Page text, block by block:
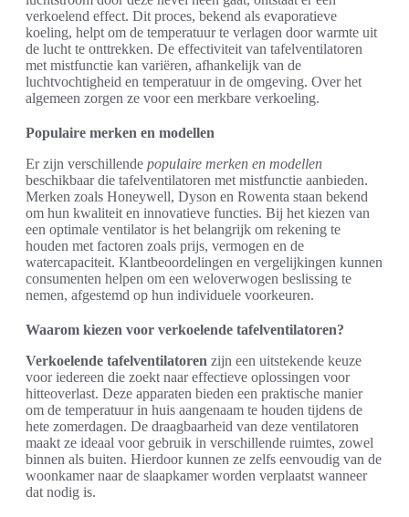
verkoelend effect. Dit proces, bekend als evaporatieve
koeling, helpt om de temperatuur te verlagen door warmte uit
de lucht te onttrekken. De effectiviteit van tafelventilatoren
met mistfunctie kan variëren, afhankelijk van de
luchtvochtigheid en temperatuur in de omgeving. Over het
algemeen zorgen ze voor een merkbare verkoeling.
Populaire merken en modellen
Er zijn verschillende populaire merken en modellen
beschikbaar die tafelventilatoren met mistfunctie aanbieden.
Merken zoals Honeywell, Dyson en Rowenta staan bekend
om hun kwaliteit en innovatieve functies. Bij het kiezen van
een optimale ventilator is het belangrijk om rekening te
houden met factoren zoals prijs, vermogen en de
watercapaciteit. Klantbeoordelingen en vergelijkingen kunnen
consumenten helpen om een weloverwogen beslissing te
nemen, afgestemd op hun individuele voorkeuren.
Waarom kiezen voor verkoelende tafelventilatoren?
Verkoelende tafelventilatoren zijn een uitstekende keuze
voor iedereen die zoekt naar effectieve oplossingen voor
hitteoverlast. Deze apparaten bieden een praktische manier
om de temperatuur in huis aangenaam te houden tijdens de
hete zomerdagen. De draagbaarheid van deze ventilatoren
maakt ze ideaal voor gebruik in verschillende ruimtes, zowel
binnen als buiten. Hierdoor kunnen ze zelfs eenvoudig van de
woonkamer naar de slaapkamer worden verplaatst wanneer
dat nodig is.